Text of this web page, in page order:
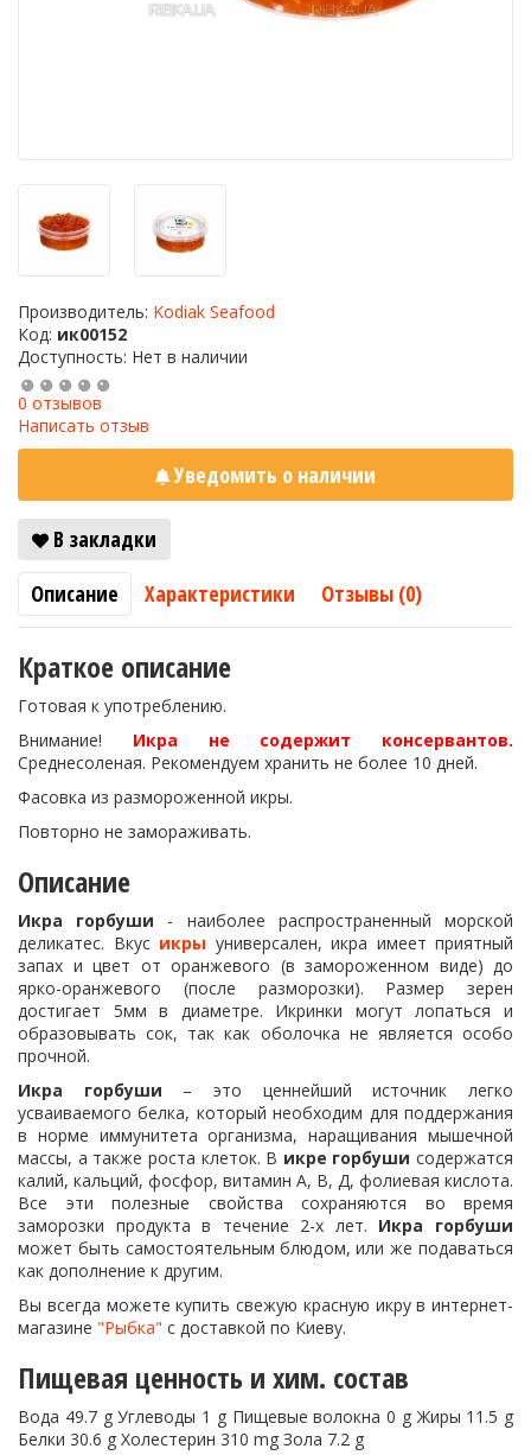
Производитель: Kodiak Seafood
Код: ик00152
Доступность: Нет в наличии
0 отзывов
Написать отзыв
Уведомить о наличии
В закладки
Описание
Характеристики Отзывы (0)
Краткое описание
Готовая к употреблению.
Внимание! Икра не содержит консервантов.
Среднесоленая. Рекомендуем хранить не более 10 дней.
Фасовка из размороженной икры.
Повторно не замораживать.
Описание
Икра горбуши - наиболее распространенный морской
деликатес. Вкус икры универсален, икра имеет приятный
запах и цвет от оранжевого (в замороженном виде) до
ярко-оранжевого (после разморозки). Размер зерен
достигает 5мм в диаметре. Икринки могут лопаться и
образовывать сок, так как оболочка не является особо
прочной.
Икра горбуши – это ценнейший источник легко
усваиваемого белка, который необходим для поддержания
в норме иммунитета организма, наращивания мышечной
массы, а также роста клеток. В икре горбуши содержатся
калий, кальций, фосфор, витамин А, В, Д, фолиевая кислота.
Все эти полезные свойства сохраняются во время
заморозки продукта в течение 2-х лет. Икра горбуши
может быть самостоятельным блюдом, или же подаваться
как дополнение к другим.
Вы всегда можете купить свежую красную икру в интернет-
магазине "Рыбка" с доставкой по Киеву.
Пищевая ценность и хим. состав
Вода 49.7 g Углеводы 1 g Пищевые волокна 0 g Жиры 11.5 g
Белки 30.6 g Холестерин 310 mg Зола 7.2 g